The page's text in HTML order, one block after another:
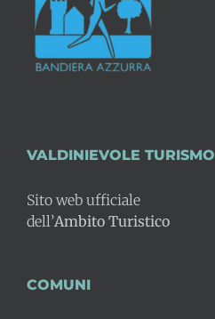
VALDINIEVOLE TURISMO
Sito web ufficiale
dell’Ambito Turistico
COMUNI